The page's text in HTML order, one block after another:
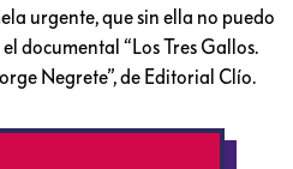
urgente, que sin ella no puedo
documental “Los Tres Gallos.
Negrete”, de Editorial Clío.